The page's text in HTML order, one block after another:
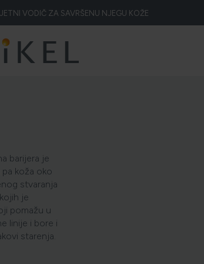
VODIČ ZA SAVRŠENU NJEGU KOŽE
smilja i kako smilje djeluje na lice i prve bore
LI BLISTAVU KOŽU PODARITE JOJ SMILJE
MEDITERANA: ZAŠTO NAŠA KOŽA OBOŽAVA SMILJE?
KLIMA: KAKO OBNOVITI KOŽU NAKON DANA NA PLAŽI?
ZAŠTO NE BISMO TREBALI ZABORAVITI KOŽU
JE CELULIT? KAKO SE RIJEŠITI CELULITA?
barijera je
koža oko
stvaranja
je
pomažu u
linije i bore i
starenja.